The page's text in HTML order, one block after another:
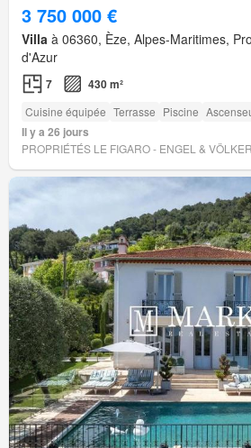
3 750 000 €
Villa à 06360, Èze, Alpes-Maritimes,
d'Azur
7 430 m²
Cuisine équipée Terrasse Piscine
Il y a 26 jours
PROPRIÉTÉS LE FIGARO - ENGEL &